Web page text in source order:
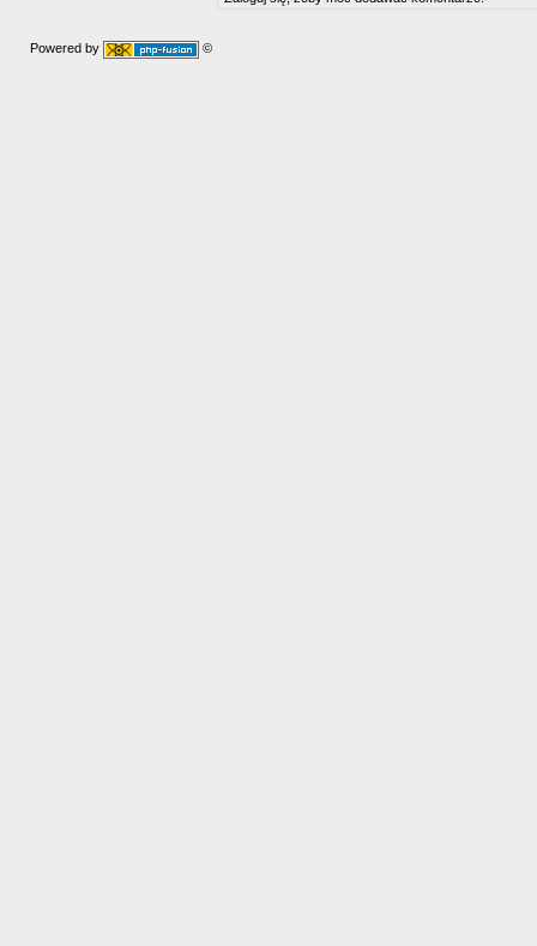
Powered by ©